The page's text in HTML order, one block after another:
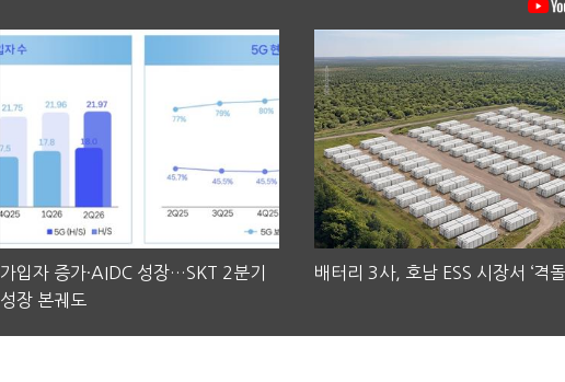
가입자 증가·AIDC 성장…SKT 2분기
성장 본궤도
배터리 3사, 호남 ESS 시장서 ‘격돌